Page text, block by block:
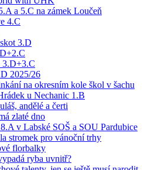
a 5.C na zámek Loučeň
4.C
3.D
3.D+3.C
2025/26
na okresním kole škol v šachu
u Nechanic 1.B
andělé a čerti
zlaté dno
v Labské SOŠ a SOU Pardubice
stromek pro vánoční trhy
florbalky
ryba uvnitř?